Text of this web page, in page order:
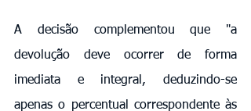
A decisão complementou que "a
devolução deve ocorrer de forma
imediata e integral, deduzindo-se
apenas o percentual correspondente às